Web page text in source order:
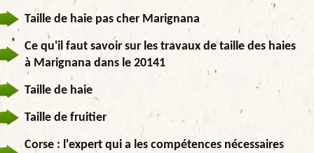
Taille de haie pas cher Marignana
Ce qu'il faut savoir sur les travaux de taille des haies
à Marignana dans le 20141
Taille de haie
Taille de fruitier
Corse : l'expert qui a les compétences nécessaires